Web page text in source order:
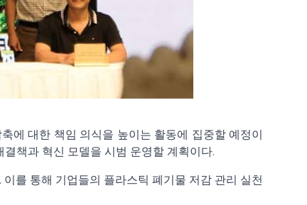
에 대한 책임 의식을 높이는 활동에 집중할 예정이
책과 혁신 모델을 시범 운영할 계획이다.
를 통해 기업들의 플라스틱 폐기물 저감 관리 실천